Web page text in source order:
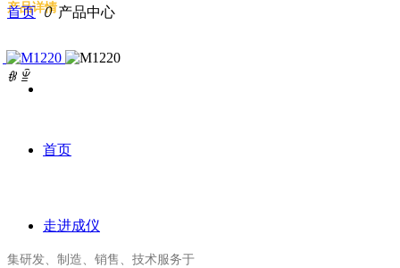
产品详情
首页 ꄲ 产品中心
ꁆ ꁇ
首页
走进成仪
集研发、制造、销售、技术服务于